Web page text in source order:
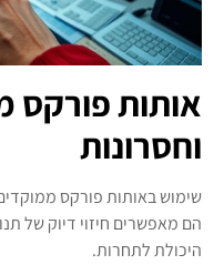
אותות פורקס
וחסרונות
שימוש באותות פורקס
הם מאפשרים חיזוי דיוק של
היכולת לתחרות.